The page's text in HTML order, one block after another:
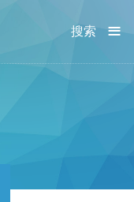
≡
搜索